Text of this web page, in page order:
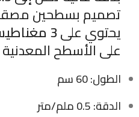
تصميم بسطحين
يحتوي على3 مغناطيسات قوية
على الأسطح
الطول: 60 سم
الدقة: 0.5 ملم/متر